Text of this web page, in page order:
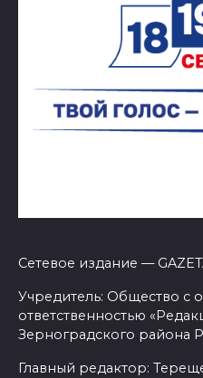
Сетевое издание —
Учредитель: Общество с
ответственностью
Зерноградского района
Главный редактор: